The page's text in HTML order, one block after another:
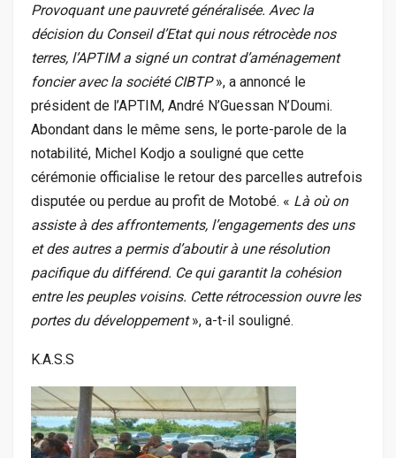
Provoquant une pauvreté généralisée. Avec la
décision du Conseil d’Etat qui nous rétrocède nos
terres, l’APTIM a signé un contrat d’aménagement
foncier avec la société CIBTP», a annoncé le
président de l’APTIM, André N’Guessan N’Doumi.
Abondant dans le même sens, le porte-parole de la
notabilité, Michel Kodjo a souligné que cette
cérémonie officialise le retour des parcelles autrefois
disputée ou perdue au profit de Motobé. « Là où on
assiste à des affrontements, l’engagements des uns
et des autres a permis d’aboutir à une résolution
pacifique du différend. Ce qui garantit la cohésion
entre les peuples voisins. Cette rétrocession ouvre les
portes du développement», a-t-il souligné.
K.A.S.S